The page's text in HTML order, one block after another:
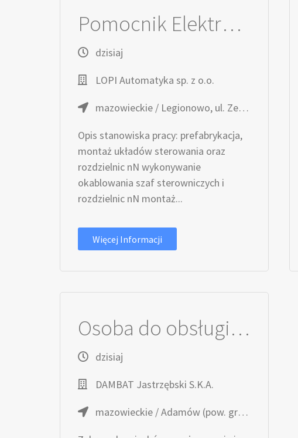
Pomocnik Elektryka / Pomocnik Elektromontera
dzisiaj
LOPI Automatyka sp. z o.o.
mazowieckie / Legionowo, ul. Zegrzyńska 4
Opis stanowiska pracy: prefabrykacja,
montaż układów sterowania oraz
rozdzielnic nN wykonywanie
okablowania szaf sterowniczych i
rozdzielnic nN montaż...
Więcej Informacji
Osoba do obsługi zwrotów i przygotowania urządzeń
dzisiaj
DAMBAT Jastrzębski S.K.A.
mazowieckie / Adamów (pow. grodziski, gm. Grodzisk Mazowiecki)